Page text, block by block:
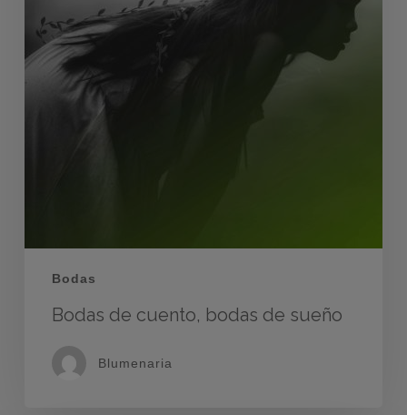
Bodas
Bodas de cuento, bodas de sueño
Blumenaria